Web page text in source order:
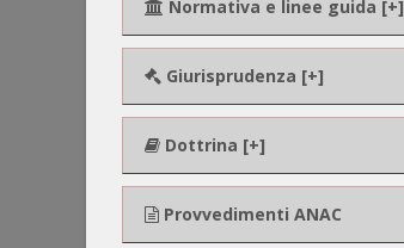
Normativa e linee guida [+]
Giurisprudenza [+]
Dottrina [+]
Provvedimenti ANAC